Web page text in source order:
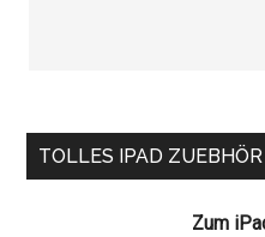
Seitenspalte
TOLLES IPAD ZUEBHÖR
Zum